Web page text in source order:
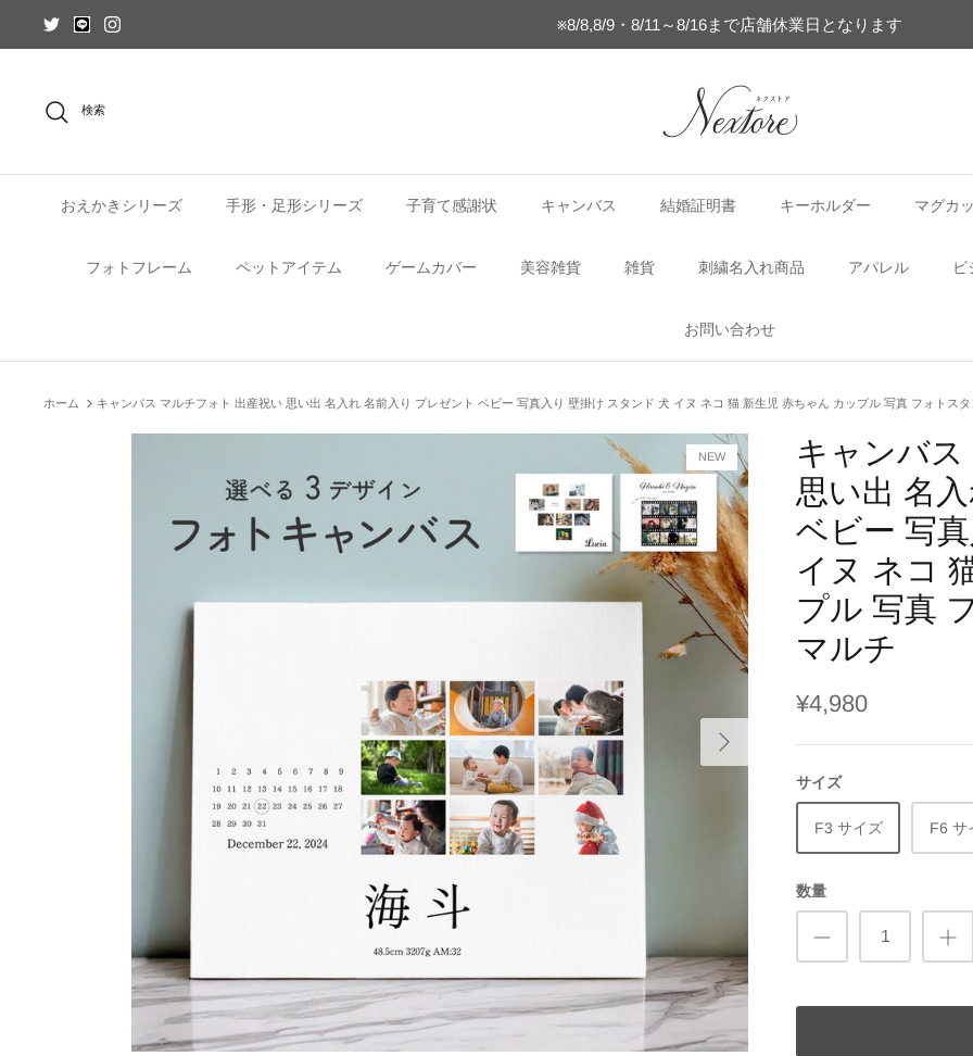
キ
※8/8,8/9・8/11～8/16まで店舗休業日となります
検索
おえかきシリーズ 手形・足形シリーズ 子育て感謝状 キャンバス 結婚証明書 キーホルダー マグカ
フォトフレーム ペットアイテム ゲームカバー 美容雑貨 雑貨 刺繍名入れ商品 アパレル ビ
お問い合わせ
ホーム キャンバス マルチフォト 出産祝い 思い出 名入れ 名前入り プレゼント ベビー 写真入り 壁掛け スタンド 犬 イヌ ネコ 猫 新生児 赤ちゃん カップル 写真 フォトス
NEW
キャンバ
思い出 名
ベビー 写
イヌ ネコ
プル 写真
マルチ
¥4,980
サイズ
F3 サイズ F6 サ
数量